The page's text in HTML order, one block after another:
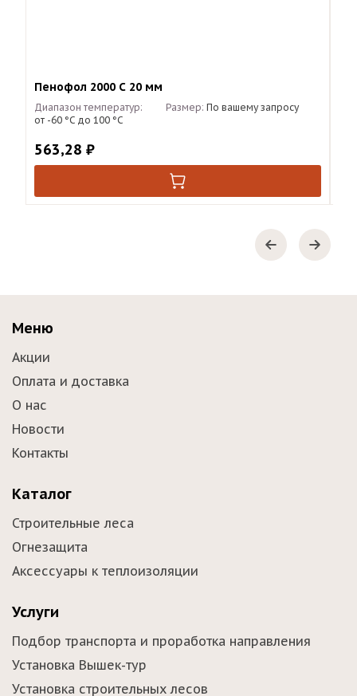
Пенофол 2000 С 20 мм
Диапазон температур:
от -60 °С до 100 °С
Размер: По вашему запросу
563,28 ₽
Меню
Акции
Оплата и доставка
О нас
Новости
Контакты
Каталог
Строительные леса
Огнезащита
Аксессуары к теплоизоляции
Услуги
Подбор транспорта и проработка направления
Установка Вышек-тур
Установка строительных лесов